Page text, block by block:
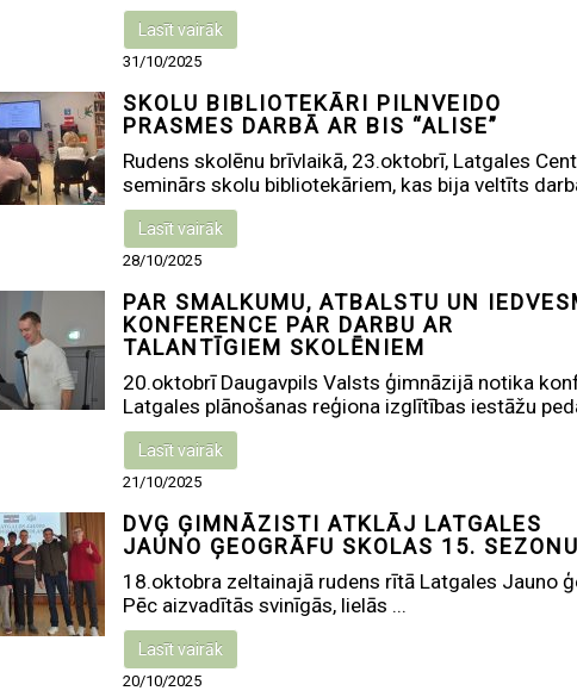
Lasīt vairāk
31/10/2025
SKOLU BIBLIOTEKĀRI PILNVEIDO
PRASMES DARBĀ AR BIS “ALISE”
Rudens skolēnu brīvlaikā, 23.oktobrī, Latgales
seminārs skolu bibliotekāriem, kas bija veltīts
Lasīt vairāk
28/10/2025
PAR SMALKUMU, ATBALSTU UN
KONFERENCE PAR DARBU AR
TALANTĪGIEM SKOLĒNIEM
20.oktobrī Daugavpils Valsts ģimnāzijā notika
Latgales plānošanas reģiona izglītības iestāžu
Lasīt vairāk
21/10/2025
DVĢ ĢIMNĀZISTI ATKLĀJ LATGALES
JAUNO ĢEOGRĀFU SKOLAS 15.
18.oktobra zeltainajā rudens rītā Latgales Jauno
Pēc aizvadītās svinīgās, lielās ...
Lasīt vairāk
20/10/2025